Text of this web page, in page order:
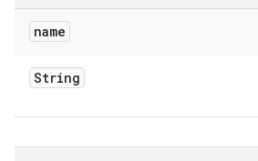
name
String